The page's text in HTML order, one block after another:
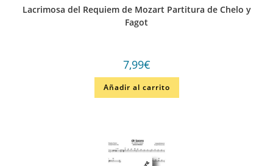
Lacrimosa del Requiem de Mozart Partitura de Chelo y
Fagot
7,99€
Añadir al carrito